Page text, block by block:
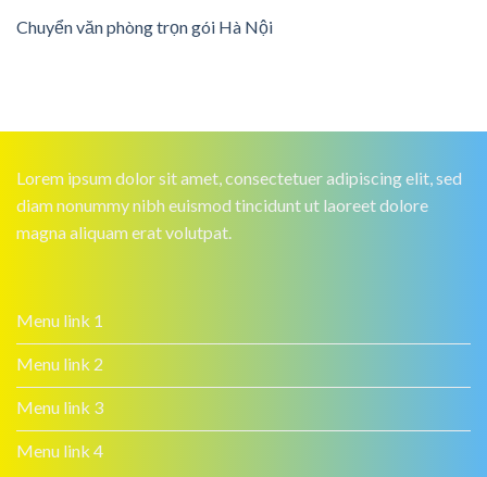
Chuyển văn phòng trọn gói Hà Nội
Lorem ipsum dolor sit amet, consectetuer adipiscing elit, sed
diam nonummy nibh euismod tincidunt ut laoreet dolore
magna aliquam erat volutpat.
Menu link 1
Menu link 2
Menu link 3
Menu link 4